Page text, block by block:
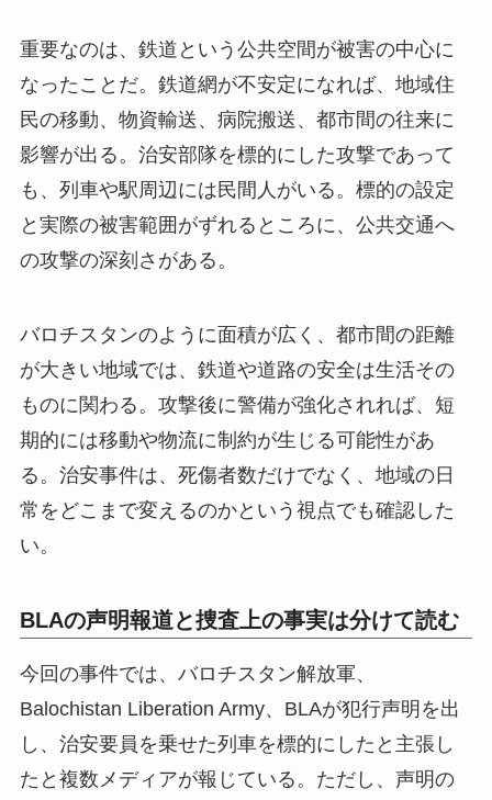
重要なのは、鉄道という公共空間が被害の中心に
なったことだ。鉄道網が不安定になれば、地域住
民の移動、物資輸送、病院搬送、都市間の往来に
影響が出る。治安部隊を標的にした攻撃であって
も、列車や駅周辺には民間人がいる。標的の設定
と実際の被害範囲がずれるところに、公共交通へ
の攻撃の深刻さがある。
バロチスタンのように面積が広く、都市間の距離
が大きい地域では、鉄道や道路の安全は生活その
ものに関わる。攻撃後に警備が強化されれば、短
期的には移動や物流に制約が生じる可能性があ
る。治安事件は、死傷者数だけでなく、地域の日
常をどこまで変えるのかという視点でも確認した
い。
BLAの声明報道と捜査上の事実は分けて読む
今回の事件では、バロチスタン解放軍、
Balochistan Liberation Army、BLAが犯行声明を出
し、治安要員を乗せた列車を標的にしたと主張し
たと複数メディアが報じている。ただし、声明の